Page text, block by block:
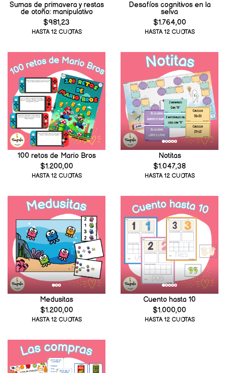
Sumas de primavera y restas
de otoño: manipulativo
$981,23
HASTA 12 CUOTAS
Desafíos cognitivos en la
selva
$1.764,00
HASTA 12 CUOTAS
100 retos de Mario Bros
$1.200,00
HASTA 12 CUOTAS
Notitas
$1.047,38
HASTA 12 CUOTAS
Medusitas
$1.200,00
HASTA 12 CUOTAS
Cuento hasta 10
$1.000,00
HASTA 12 CUOTAS